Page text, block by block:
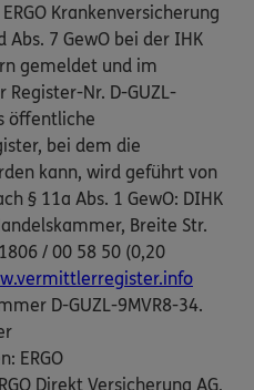
Krankenversicherung
Abs. 7 GewO bei der IHK
gemeldet und im
Nr. D-GUZL-
öffentliche
bei dem die
kann, wird geführt von
§ 11a Abs. 1 GewO: DIHK
Breite Str.
/ 00 58 50 (0,20
D-GUZL-9MVR8-34.
ERGO
Direkt Versicherung AG,